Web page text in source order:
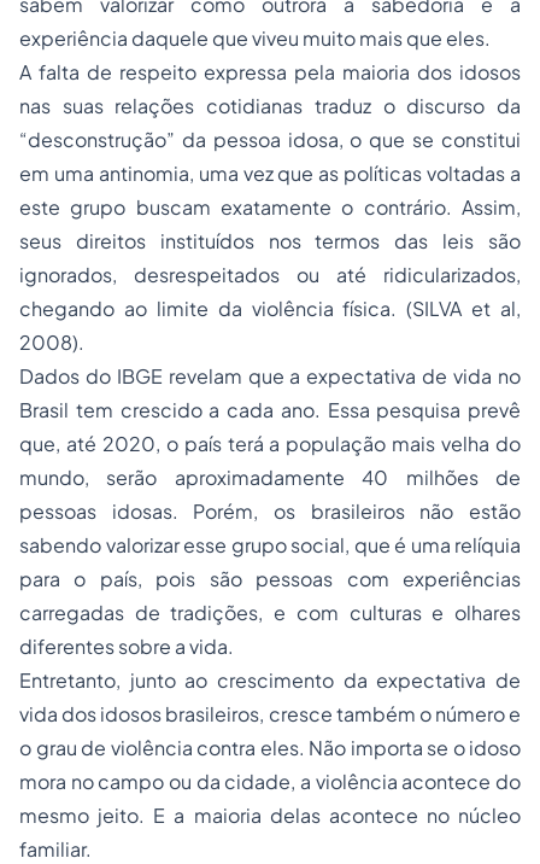
experiência daquele que viveu muito mais que eles.
A falta de respeito expressa pela maioria dos idosos
nas suas relações cotidianas traduz o discurso da
“desconstrução” da pessoa idosa, o que se constitui
em uma antinomia, uma vez que as políticas voltadas a
este grupo buscam exatamente o contrário. Assim,
seus direitos instituídos nos termos das leis são
ignorados, desrespeitados ou até ridicularizados,
chegando ao limite da violência física. (SILVA et al,
2008).
Dados do IBGE revelam que a expectativa de vida no
Brasil tem crescido a cada ano. Essa pesquisa prevê
que, até 2020, o país terá a população mais velha do
mundo, serão aproximadamente 40 milhões de
pessoas idosas. Porém, os brasileiros não estão
sabendo valorizar esse grupo social, que é uma relíquia
para o país, pois são pessoas com experiências
carregadas de tradições, e com culturas e olhares
diferentes sobre a vida.
Entretanto, junto ao crescimento da expectativa de
vida dos idosos brasileiros, cresce também o número e
o grau de violência contra eles. Não importa se o idoso
mora no campo ou da cidade, a violência acontece do
mesmo jeito. E a maioria delas acontece no núcleo
familiar.